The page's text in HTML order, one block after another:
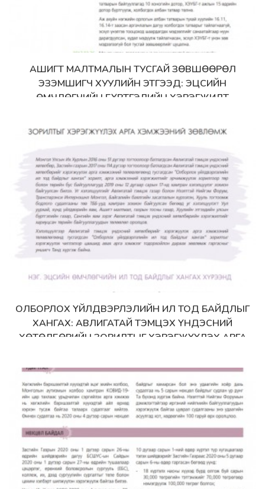
Дэлгэрэнгүй
АШИГТ МАЛТМАЛЫН ТУСГАЙ ЗӨВШӨӨРӨЛ
ЭЗЭМШИГЧ ХУУЛИЙН ЭТГЭЭД: ЭЦСИЙН
ӨМЧЛӨГЧИЙН БҮРТГЭЛИЙН ХЭРЭГЖИЛТ
Дэлгэрэнгүй
ОЛБОРЛОХ ҮЙЛДВЭРЛЭЛИЙН ИЛ ТОД БАЙДЛЫГ
ХАНГАХ: АВЛИГАТАЙ ТЭМЦЭХ ҮНДЭСНИЙ
ХӨТӨЛБӨРИЙН ЗОРИЛТЫГ ХЭРЭГЖҮҮЛЭХ АРГА